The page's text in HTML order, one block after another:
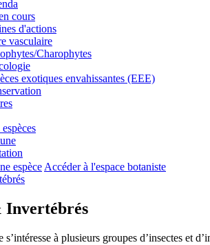
cours
d'actions
vasculaire
Charophytes
exotiques envahissantes (EEE)
espèceAccéder à l'espace botaniste
Invertébrés
à plusieurs groupes d’insectes et